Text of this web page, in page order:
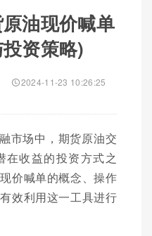
油现价喊单
资策略)
2024-11-23 10:26:25
市场中，期货原油交
在收益的投资方式之
价喊单的概念、操作
效利用这一工具进行